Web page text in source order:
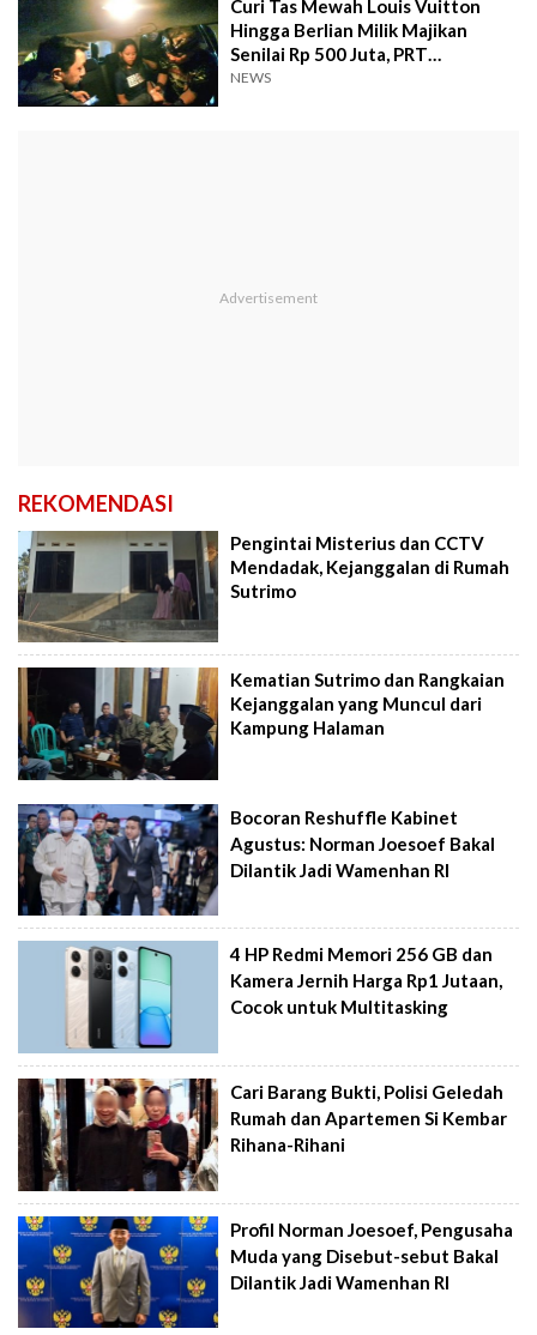
Curi Tas Mewah Louis Vuitton
Hingga Berlian Milik Majikan
Senilai Rp 500 Juta, PRT
Ditangkap di Pelabuhan Merak
NEWS
REKOMENDASI
Pengintai Misterius dan CCTV
Mendadak, Kejanggalan di Rumah
Sutrimo
Kematian Sutrimo dan Rangkaian
Kejanggalan yang Muncul dari
Kampung Halaman
Bocoran Reshuffle Kabinet
Agustus: Norman Joesoef Bakal
Dilantik Jadi Wamenhan RI
4 HP Redmi Memori 256 GB dan
Kamera Jernih Harga Rp1 Jutaan,
Cocok untuk Multitasking
Cari Barang Bukti, Polisi Geledah
Rumah dan Apartemen Si Kembar
Rihana-Rihani
Profil Norman Joesoef, Pengusaha
Muda yang Disebut-sebut Bakal
Dilantik Jadi Wamenhan RI